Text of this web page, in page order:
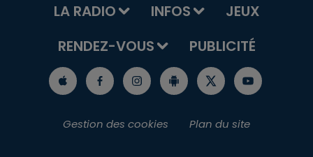
LA RADIO INFOS
JEUX
RENDEZ-VOUS
PUBLICITÉ
Gestion des cookies Plan du site